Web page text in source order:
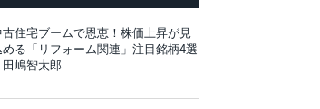
古住宅ブームで恩恵！株価上昇が見
める「リフォーム関連」注目銘柄4選
田嶋智太郎